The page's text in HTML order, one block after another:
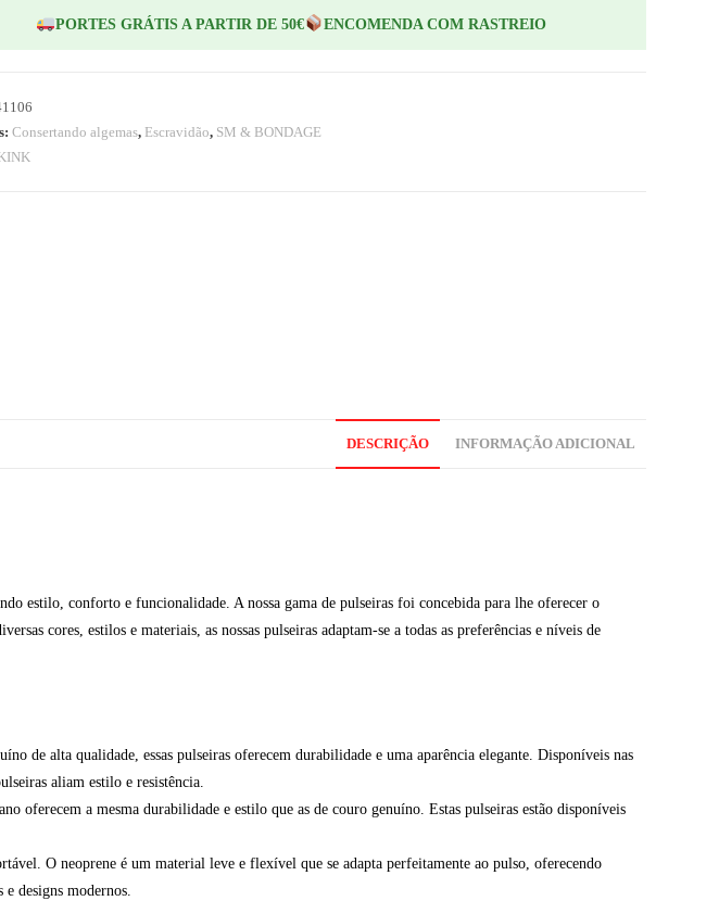
PORTES GRÁTIS A PARTIR DE 50€ ENCOMENDA COM RASTREIO
Consertando algemas, Escravidão, SM & BONDAGE
DESCRIÇÃO INFORMAÇÃO ADICIONAL
estilo, conforto e funcionalidade. A nossa gama de pulseiras foi concebida para lhe oferecer o
cores, estilos e materiais, as nossas pulseiras adaptam-se a todas as preferências e níveis de
de alta qualidade, essas pulseiras oferecem durabilidade e uma aparência elegante. Disponíveis nas
aliam estilo e resistência.
oferecem a mesma durabilidade e estilo que as de couro genuíno. Estas pulseiras estão disponíveis
O neoprene é um material leve e flexível que se adapta perfeitamente ao pulso, oferecendo
designs modernos.